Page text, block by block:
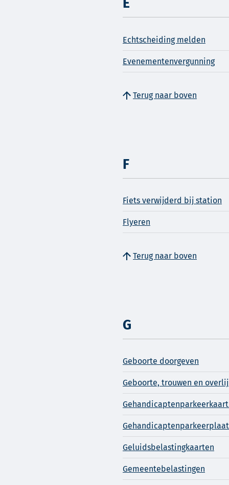
E
Echtscheiding melden
Evenementenvergunning
Terug naar boven
F
Fiets verwijderd bij station
Flyeren
Terug naar boven
G
Geboorte doorgeven
Geboorte, trouwen en
Gehandicaptenparkeerkaart
Geluidsbelastingkaarten
Gemeentebelastingen